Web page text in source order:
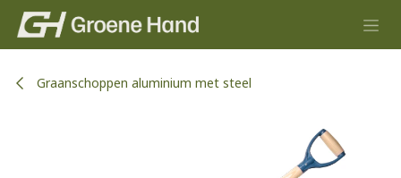
Overslaan naar inhoud
Graanschoppen aluminium met steel